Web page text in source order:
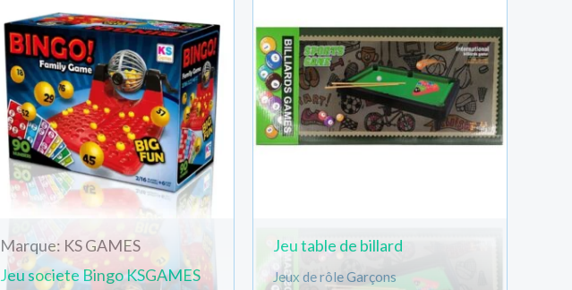
Marque: KS GAMES
Jeu societe Bingo KSGAMES
Jeu table de billard
Jeux de rôle Garçons